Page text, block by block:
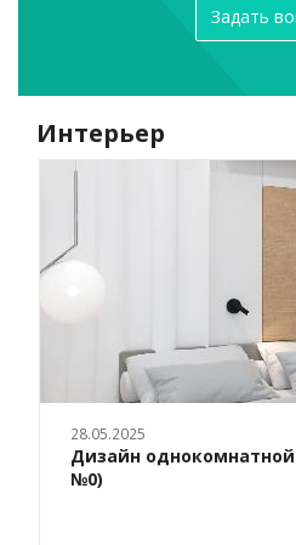
Задать
Интерьер
28.05.2025
Дизайн
№0)